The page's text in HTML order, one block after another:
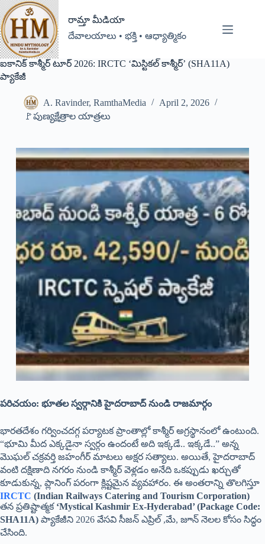
రామ్తా మీడియా
దేవాలయాలు • భక్తి • ఆధ్యాత్మికం
ఐకానిక్ కాశ్మీర్ టూర్ 2026: IRCTC ‘మిస్టికల్ కాశ్మీర్’ (SHA11A)
ప్యాకేజీ
A. Ravinder, RamthaMedia
April 2, 2026
🚩పుణ్యక్షేత్రాల యాత్రలు
పరిచయం: భూతల స్వర్గానికి హైదరాబాద్ నుండి రాజమార్గం
భారతదేశం గర్వించదగ్గ పర్యాటక ప్రాంతాల్లో కాశ్మీర్ అగ్రస్థానంలో ఉంటుంది.
“భూమి మీద ఎక్కడైనా స్వర్గం ఉందంటే అది ఇక్కడే.. ఇక్కడే..” అన్న
మొఘల్ చక్రవర్తి జహంగీర్ మాటలు అక్షర సత్యాలు. అయితే, హైదరాబాద్
వంటి దక్షిణాది నగరం నుండి కాశ్మీర్ వెళ్లడం అనేది ఒకప్పుడు ఖర్చుతో
కూడుకున్న, ప్లానింగ్ పరంగా క్లిష్టమైన వ్యవహారం. ఈ అంతరాన్ని తొలగిస్తూ
IRCTC (Indian Railways Catering and Tourism Corporation)
తన ప్రతిష్టాత్మక ‘Mystical Kashmir Ex-Hyderabad’ (Package Code:
SHA11A) ప్యాకేజీని 2026 వేసవి సీజన్ ఎప్రిల్ ,మే, జూన్ నెలల కోసం సిద్ధం
చేసింది.